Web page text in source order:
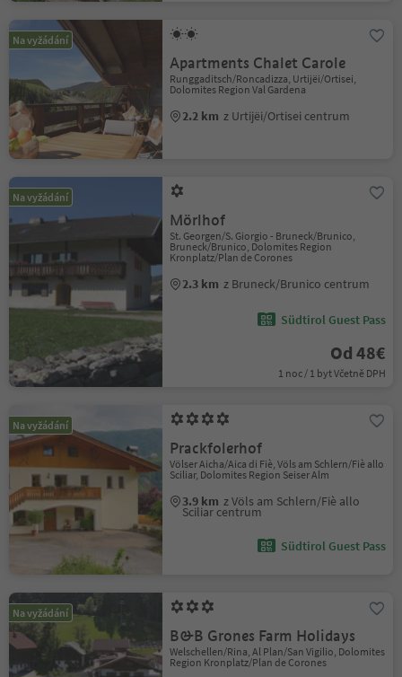
Na vyžádání
Apartments Chalet Carole
Runggaditsch/Roncadizza, Urtijëi/Ortisei,
Dolomites Region Val Gardena
2.2 km z Urtijëi/Ortisei centrum
Na vyžádání
Mörlhof
St. Georgen/S. Giorgio - Bruneck/Brunico,
Bruneck/Brunico, Dolomites Region
Kronplatz/Plan de Corones
2.3 km z Bruneck/Brunico centrum
Südtirol Guest Pass
Od 48€
1 noc / 1 byt Včetně DPH
Na vyžádání
Prackfolerhof
Völser Aicha/Aica di Fiè, Völs am Schlern/Fiè allo
Sciliar, Dolomites Region Seiser Alm
3.9 km z Völs am Schlern/Fiè allo
Sciliar centrum
Südtirol Guest Pass
Na vyžádání
B&B Grones Farm Holidays
Welschellen/Rina, Al Plan/San Vigilio, Dolomites
Region Kronplatz/Plan de Corones